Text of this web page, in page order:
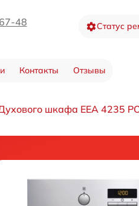
48 Статус
Контакты Отзывы
шкафа EEA 4235